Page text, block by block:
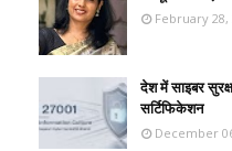
February 28,
देश में साइबर
सर्टिफिकेशन
December